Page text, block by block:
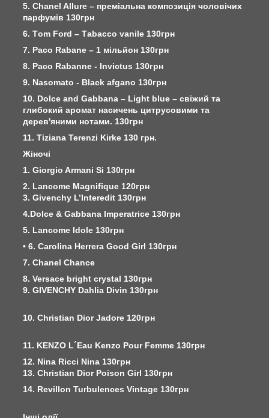
5. Chanel Allure – преміальна композиція чоловічих
парфумів 130грн
6. Тom Ford – Тabacco vanile 130грн
7. Paco Rabane – 1 мільйон 130грн
8. Paco Rabanne - Invictus 130грн
9. Nasomato - Black afgano 130грн
10. Dolce and Gabbana – Light blue – свіжий та
глибокий аромат насичень цитрусовими та
дерев'яними нотами. 130грн
11. Tiziana Terenzi Kirke 130 грн.
Жіночі
1. Giorgio Armani Si 130грн
2. Lancome Magnifique 120грн
3. Givenchy L’Interedit 130грн
4.Dolce & Gabbana Imperatrice 130грн
5. Lancome Idole 130грн
• 6. Carolina Herrera Good Girl 130грн
7. Chanel Chance
8. Versace bright crystal 130грн
9. GIVENCHY Dahlia Divin 130грн
10. Christian Dior Jadore 120грн
11. KENZO L´Eau Kenzo Pour Femme 130грн
12. Nina Ricci Nina 130грн
13. Christian Dior Poison Girl 130грн
14. Revillon Turbulences Vintage 130грн